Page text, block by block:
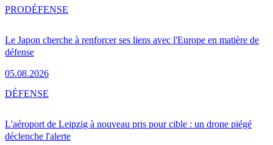
Le Japon cherche à renforcer ses liens avec l'Europe en matière de
défense
05.08.2026
PRODÉFENSE
L'aéroport de Leipzig à nouveau pris pour cible : un drone piégé
déclenche l'alerte
DÉFENSE